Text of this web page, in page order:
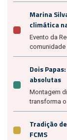
Marina
climática
Evento da
comunidade
Dois
absolutas
Montagem
transforma o
Tradição
FCMS